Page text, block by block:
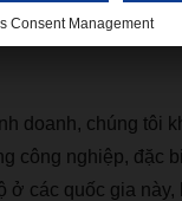
doanh, chúng tôi
công nghiệp, đặc bi
ở các quốc gia này,